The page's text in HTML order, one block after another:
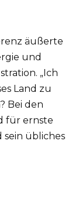
äußerte
und
„Ich
Land zu
Bei den
für ernste
sein übliches